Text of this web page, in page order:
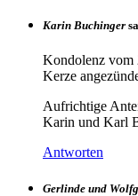
Karin Buchinger
Kondolenz vom
Kerze
Aufrichtige
Karin und Karl
Antworten
Gerlinde und